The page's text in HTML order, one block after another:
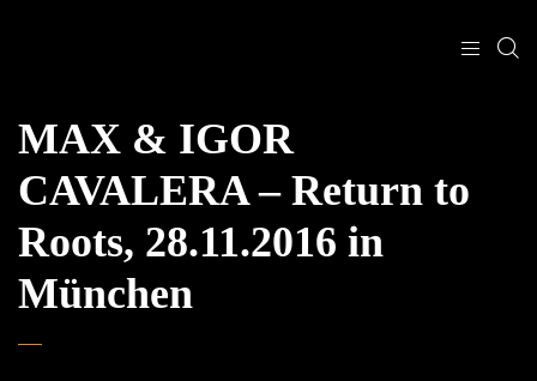
MAX & IGOR
CAVALERA – Return to
Roots, 28.11.2016 in
München